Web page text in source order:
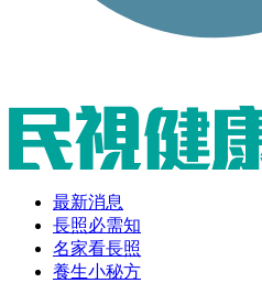
最新消息
長照必需知
名家看長照
養生小秘方